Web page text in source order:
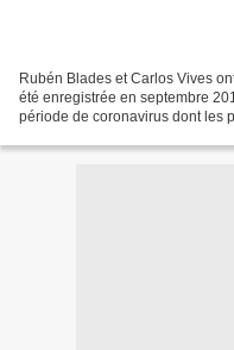
Rubén Blades et Carlos Vives
été enregistrée en septembre
période de coronavirus dont les